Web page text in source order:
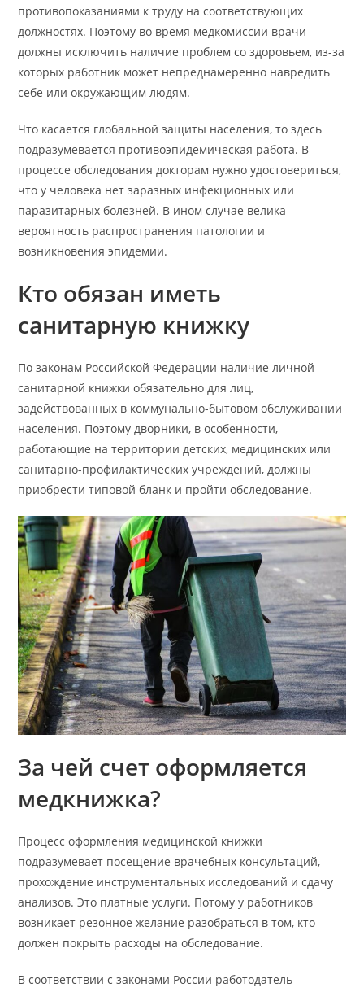
противопоказаниями к труду на соответствующих
должностях. Поэтому во время медкомиссии врачи
должны исключить наличие проблем со здоровьем, из-за
которых работник может непреднамеренно навредить
себе или окружающим людям.
Что касается глобальной защиты населения, то здесь
подразумевается противоэпидемическая работа. В
процессе обследования докторам нужно удостовериться,
что у человека нет заразных инфекционных или
паразитарных болезней. В ином случае велика
вероятность распространения патологии и
возникновения эпидемии.
Кто обязан иметь
санитарную книжку
По законам Российской Федерации наличие личной
санитарной книжки обязательно для лиц,
задействованных в коммунально-бытовом обслуживании
населения. Поэтому дворники, в особенности,
работающие на территории детских, медицинских или
санитарно-профилактических учреждений, должны
приобрести типовой бланк и пройти обследование.
За чей счет оформляется
медкнижка?
Процесс оформления медицинской книжки
подразумевает посещение врачебных консультаций,
прохождение инструментальных исследований и сдачу
анализов. Это платные услуги. Потому у работников
возникает резонное желание разобраться в том, кто
должен покрыть расходы на обследование.
В соответствии с законами России работодатель